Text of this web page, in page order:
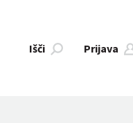
Išči Prijava